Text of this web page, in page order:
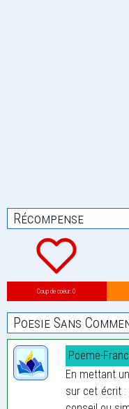
Récompense
Coup de coeur: 0
Poesie Sans
Poeme-
En mettant
sur cet écrit :